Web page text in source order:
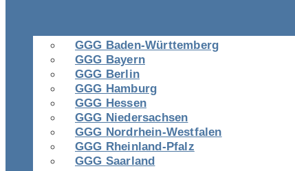
GGG Baden-Württemberg
GGG Bayern
GGG Berlin
GGG Hamburg
GGG Hessen
GGG Niedersachsen
GGG Nordrhein-Westfalen
GGG Rheinland-Pfalz
GGG Saarland